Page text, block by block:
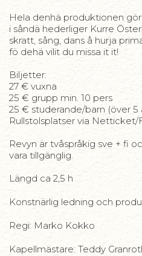
Hela denhä produktionen
i såndä hederliger Kurre
skratt, sång, dans å hurja
fö dehä vilit du missa it it!
Biljetter:
27 € vuxna
25 € grupp min. 10 pers
25 € studerande/barn (över 5
Rullstolsplatser via Netticket/
Revyn är tvåspråkig sve + fi
vara tillgänglig.
Längd ca 2,5 h
Konstnärlig ledning och
Regi: Marko Kokko
Kapellmästare: Teddy